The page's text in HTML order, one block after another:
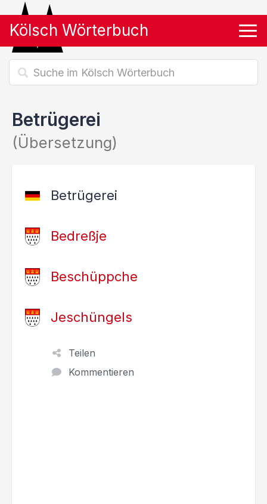
Kölsch Wörterbuch
Betrügerei
(Übersetzung)
Betrügerei
Bedreßje
Beschüppche
Jeschüngels
Teilen
Kommentieren